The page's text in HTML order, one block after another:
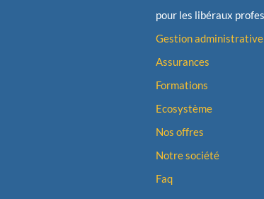
pour les libéraux
Gestion administrative
Assurances
Formations
Ecosystème
Nos offres
Notre société
Faq